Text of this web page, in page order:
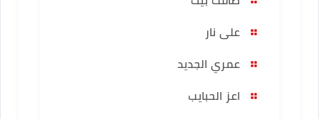
على نار
عمري الجديد
اعز الحبايب